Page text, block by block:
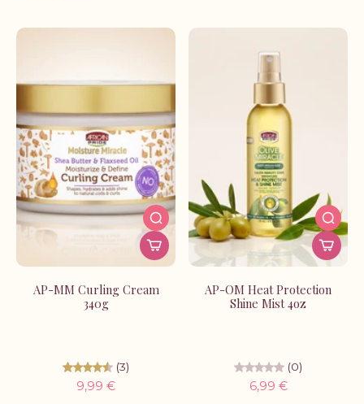
le frisottiset maintiennent ta coiffure intacte du matin
Que tu sois adepte de la routine capillaire minimaliste ou
complète, tu trouveras
sérums, masques, après-
selon tes envies du moment.
Explore notre collection et offre à tes cheveux les soins
qu'ils méritent ! 💇‍♀️
AP-MM Curling Cream
340g
(3)
9,99 €
AP-OM Heat Protection
Shine Mist 4oz
(0)
6,99 €